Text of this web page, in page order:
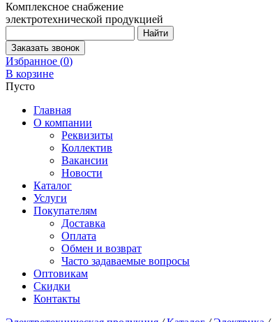
Комплексное снабжение
электротехнической продукцией
Избранное (0)
В корзине
Пусто
Главная
О компании
Реквизиты
Коллектив
Вакансии
Новости
Каталог
Услуги
Покупателям
Доставка
Оплата
Обмен и возврат
Часто задаваемые вопросы
Оптовикам
Скидки
Контакты